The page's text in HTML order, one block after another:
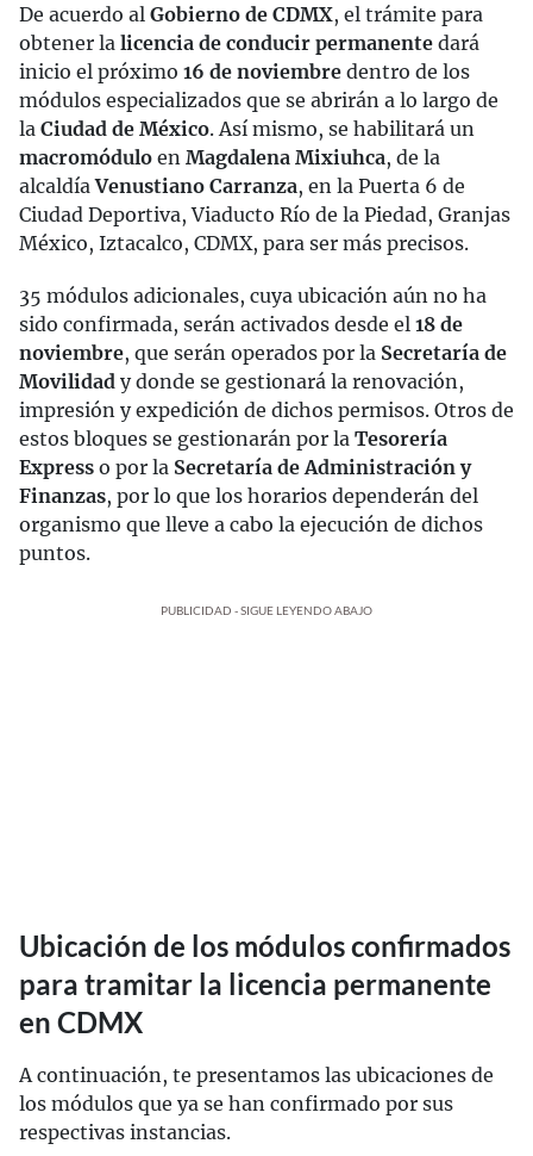
De acuerdo al Gobierno de CDMX, el trámite para
obtener la licencia de conducir permanente dará
inicio el próximo 16 de noviembre dentro de los
módulos especializados que se abrirán a lo largo de
la Ciudad de México. Así mismo, se habilitará un
macromódulo en Magdalena Mixiuhca, de la
alcaldíaVenustiano Carranza, en la Puerta 6 de
Ciudad Deportiva, Viaducto Río de la Piedad, Granjas
México, Iztacalco, CDMX, para ser más precisos.
35 módulos adicionales, cuya ubicación aún no ha
sido confirmada, serán activados desde el 18 de
noviembre, que serán operados por la Secretaría de
Movilidad y donde se gestionará la renovación,
impresión y expedición de dichos permisos. Otros de
estos bloques se gestionarán por la Tesorería
Express o por la Secretaría de Administración y
Finanzas, por lo que los horarios dependerán del
organismo que lleve a cabo la ejecución de dichos
puntos.
PUBLICIDAD - SIGUE LEYENDO ABAJO
Ubicación de los módulos confirmados
para tramitar la licencia permanente
en CDMX
A continuación, te presentamos las ubicaciones de
los módulos que ya se han confirmado por sus
respectivas instancias.